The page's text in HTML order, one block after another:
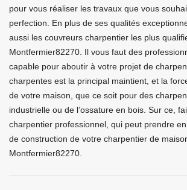
pour vous réaliser les travaux que vous
perfection. En plus de ses qualités
aussi les couvreurs charpentier les plus
Montfermier82270. Il vous faut des
capable pour aboutir à votre projet de
charpentes est la principal maintient, et la
de votre maison, que ce soit pour des
industrielle ou de l’ossature en bois. Sur ce,
charpentier professionnel, qui peut prendre
de construction de votre charpentier de
Montfermier82270.